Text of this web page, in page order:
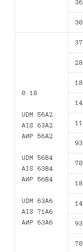
0.18
UDM 56A2
AIS 63A2
АИР 56А2
UDM 56B4
AIS 63B4
АИР 56В4
UDM 63A6
AIS 71A6
АИР 63А6
70